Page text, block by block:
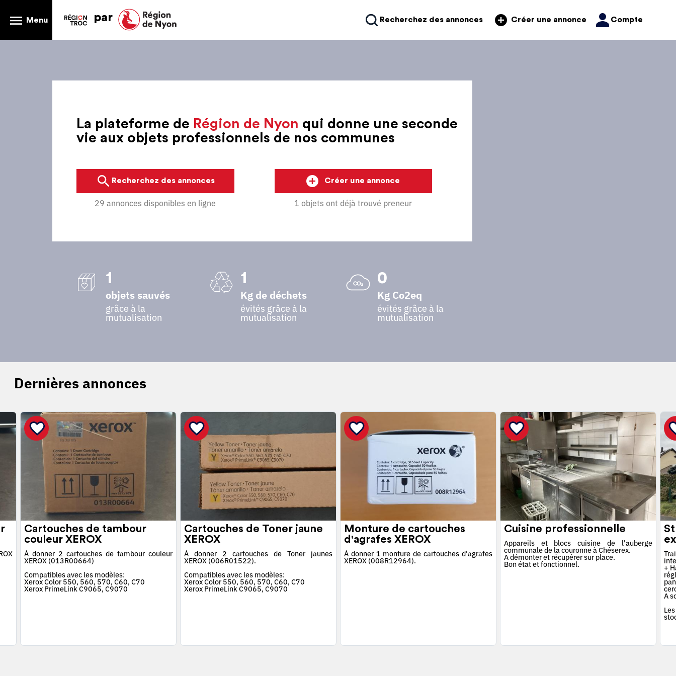
Menu par Recherchez des annonces Créer une annonce Compte
La plateforme de Région de Nyon qui donne une seconde
vie aux objets professionnels de nos communes
Recherchez des annonces
29 annonces disponibles en ligne
Créer une annonce
1 objets ont déjà trouvé preneur
1
objets sauvés
grâce à la
mutualisation
1
Kg de déchets
évités grâce à la
mutualisation
0
Kg Co2eq
évités grâce à la
mutualisation
Dernières annonces
Cartouches de tambour
couleur XEROX
À donner 2 cartouches de tambour couleur
XEROX (013R00664)
Compatibles avec les modèles:
Xerox Color 550, 560, 570, C60, C70
Xerox PrimeLink C9065, C9070
Cartouches de Toner jaune
XEROX
À donner 2 cartouches de Toner jaunes
XEROX (006R01522).
Compatibles avec les modèles:
Xerox Color 550, 560, 570, C60, C70
Xerox PrimeLink C9065, C9070
Monture de cartouches
d'agrafes XEROX
À donner 1 monture de cartouches d'agrafes
XEROX (008R12964).
Cuisine professionnelle
Appareils et blocs cuisine de l'auberge
communale de la couronne à Chéserex.
A démonter et récupérer sur place.
Bon état et fonctionnel. +
A